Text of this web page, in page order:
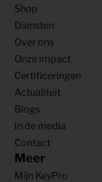
Shop
Diensten
Over ons
Onze impact
Certificeringen
Actualiteit
Blogs
In de media
Contact
Meer
Mijn KeyPro